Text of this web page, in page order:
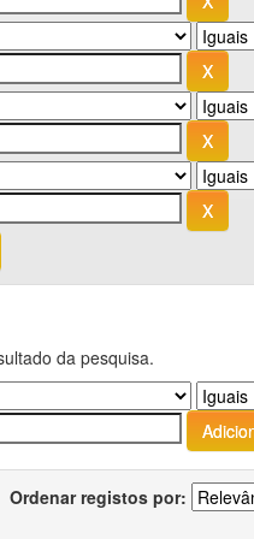
da pesquisa.
Ordenar registos por: